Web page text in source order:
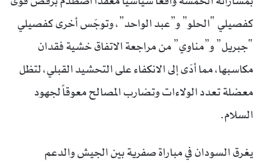
كفصيلي “الحلو” و”عبد الواحد”، وتوجّس أخرى كفصيلي
“جبريل” و”مناوي” من مراجعة الاتفاق خشية فقدان
مكاسبها، مما أدّى إلى الانكفاء على التحشيد القبلي، لتظل
معضلة تعدد الولاءات وتضارب المصالح معوقاً لجهود
السلام.
يغرق السودان في مباراة صفرية بين الجيش والدعم